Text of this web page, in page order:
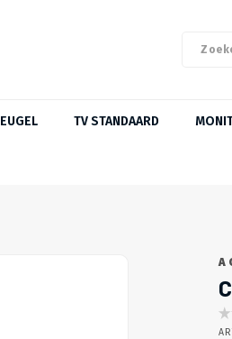
TV STANDAARD